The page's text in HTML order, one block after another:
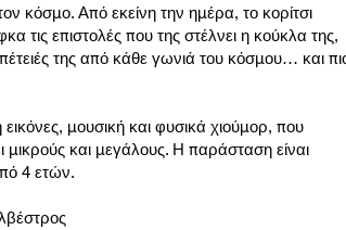
κόσμο. Από εκείνη την ημέρα, το κορίτσι
τις επιστολές που της στέλνει η κούκλα της,
της από κάθε γωνιά του κόσμου… και
μουσική και φυσικά χιούμορ, που
μικρούς και μεγάλους. Η παράσταση είναι
4 ετών.